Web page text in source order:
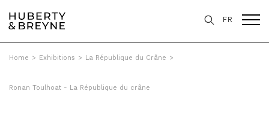
FR
Home > Exhibitions > La République du Crâne >
Ronan Toulhoat - La République du crâne